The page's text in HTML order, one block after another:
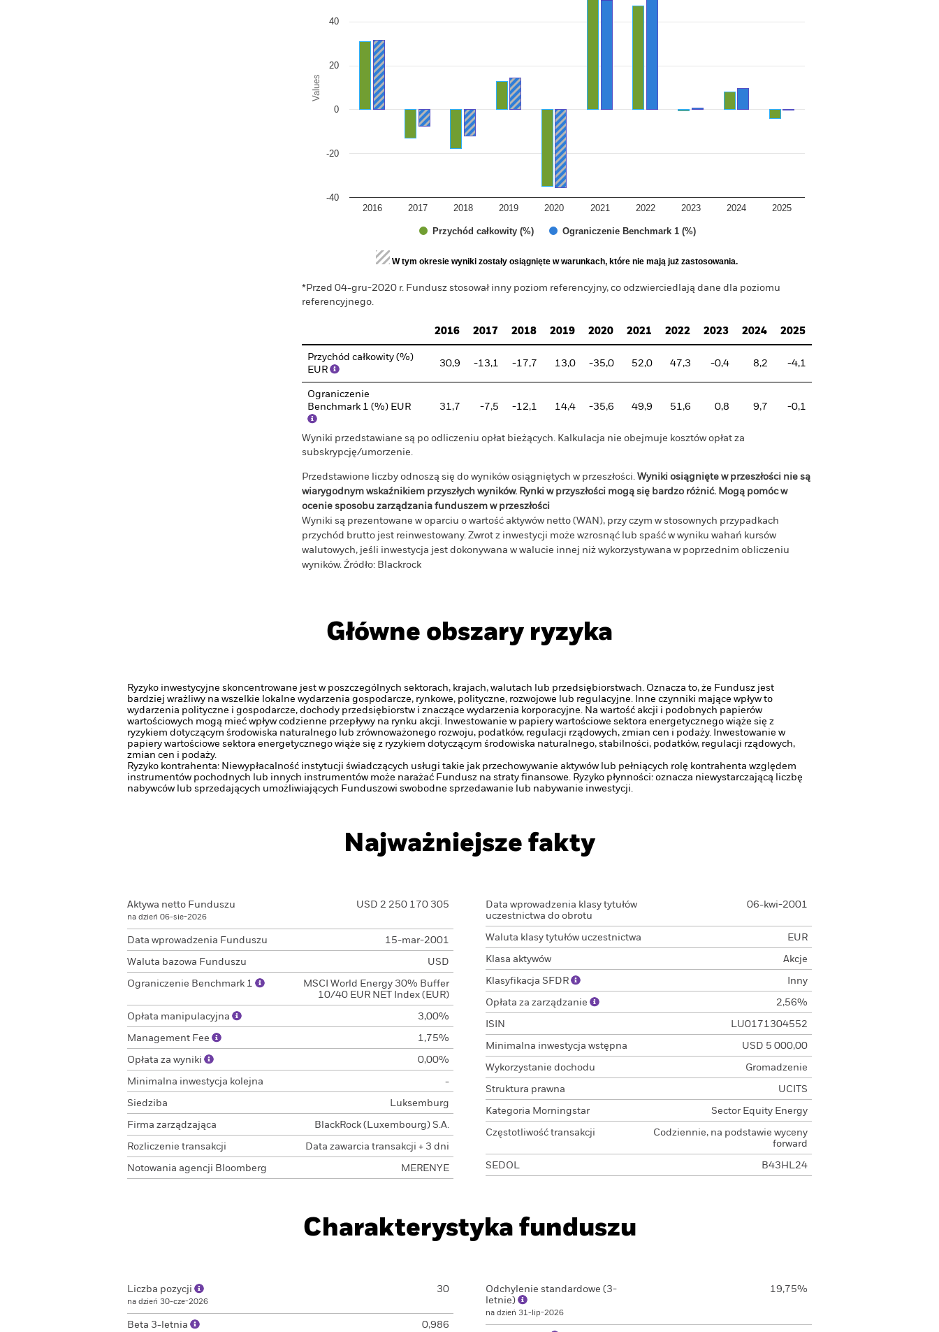
Values
Przychód całkowity (%) Ograniczenie Benchmark 1 (%)
2016 2017 2018 2019 2020 2021 2022 2023 2024 2025
-40
-20
0
20
40
End of interactive chart.
W tym okresie wyniki zostały osiągnięte w warunkach, które nie mają już zastosowania.
*Przed 04-gru-2020 r. Fundusz stosował inny poziom referencyjny, co odzwierciedlają dane dla poziomu
referencyjnego.
2016 2017 2018 2019 2020 2021 2022 2023 2024 2025
Przychód całkowity (%)
EUR
30,9 -13,1 -17,7 13,0 -35,0 52,0 47,3 -0,4 8,2 -4,1
Ograniczenie
Benchmark 1 (%) EUR
31,7 -7,5 -12,1 14,4 -35,6 49,9 51,6 0,8 9,7 -0,1
Wyniki przedstawiane są po odliczeniu opłat bieżących. Kalkulacja nie obejmuje kosztów opłat za
subskrypcję/umorzenie.
Przedstawione liczby odnoszą się do wyników osiągniętych w przeszłości. Wyniki osiągnięte w przeszłości nie są
wiarygodnym wskaźnikiem przyszłych wyników. Rynki w przyszłości mogą się bardzo różnić. Mogą pomóc w
ocenie sposobu zarządzania funduszem w przeszłości
Wyniki są prezentowane w oparciu o wartość aktywów netto (WAN), przy czym w stosownych przypadkach
przychód brutto jest reinwestowany. Zwrot z inwestycji może wzrosnąć lub spaść w wyniku wahań kursów
walutowych, jeśli inwestycja jest dokonywana w walucie innej niż wykorzystywana w poprzednim obliczeniu
wyników. Źródło: Blackrock
Główne obszary ryzyka
Ryzyko inwestycyjne skoncentrowane jest w poszczególnych sektorach, krajach, walutach lub przedsiębiorstwach. Oznacza to, że Fundusz jest
bardziej wrażliwy na wszelkie lokalne wydarzenia gospodarcze, rynkowe, polityczne, rozwojowe lub regulacyjne. Inne czynniki mające wpływ to
wydarzenia polityczne i gospodarcze, dochody przedsiębiorstw i znaczące wydarzenia korporacyjne. Na wartość akcji i podobnych papierów
wartościowych mogą mieć wpływ codzienne przepływy na rynku akcji. Inwestowanie w papiery wartościowe sektora energetycznego wiąże się z
ryzykiem dotyczącym środowiska naturalnego lub zrównoważonego rozwoju, podatków, regulacji rządowych, zmian cen i podaży. Inwestowanie w
papiery wartościowe sektora energetycznego wiąże się z ryzykiem dotyczącym środowiska naturalnego, stabilności, podatków, regulacji rządowych,
zmian cen i podaży.
Ryzyko kontrahenta: Niewypłacalność instytucji świadczących usługi takie jak przechowywanie aktywów lub pełniących rolę kontrahenta względem
instrumentów pochodnych lub innych instrumentów może narażać Fundusz na straty finansowe. Ryzyko płynności: oznacza niewystarczającą liczbę
nabywców lub sprzedających umożliwiających Funduszowi swobodne sprzedawanie lub nabywanie inwestycji.
Najważniejsze fakty
Aktywa netto Funduszu
na dzień 06-sie-2026
USD 2 250 170 305
Data wprowadzenia Funduszu 15-mar-2001
Waluta bazowa Funduszu USD
Ograniczenie Benchmark 1
MSCI World Energy 30% Buffer
10/40 EUR NET Index (EUR)
Opłata manipulacyjna 3,00%
Management Fee 1,75%
Opłata za wyniki 0,00%
Minimalna inwestycja kolejna -
Siedziba Luksemburg
Firma zarządzająca BlackRock (Luxembourg) S.A.
Rozliczenie transakcji Data zawarcia transakcji + 3 dni
Notowania agencji Bloomberg MERENYE
Data wprowadzenia klasy tytułów
uczestnictwa do obrotu
06-kwi-2001
Waluta klasy tytułów uczestnictwa EUR
Klasa aktywów Akcje
Klasyfikacja SFDR Inny
Opłata za zarządzanie 2,56%
ISIN LU0171304552
Minimalna inwestycja wstępna USD 5 000,00
Wykorzystanie dochodu Gromadzenie
Struktura prawna UCITS
Kategoria Morningstar Sector Equity Energy
Częstotliwość transakcji
Codziennie, na podstawie wyceny
forward
SEDOL B43HL24
Charakterystyka funduszu
Liczba pozycji
na dzień 30-cze-2026
30
Beta 3-letnia 0,986
Odchylenie standardowe (3-
letnie)
na dzień 31-lip-2026
19,75%